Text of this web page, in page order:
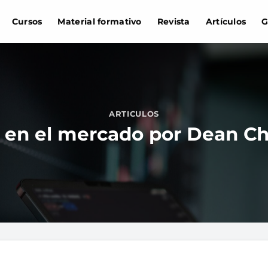
Cursos Material formativo Revista Artículos
ARTICULOS
el mercado por Dean